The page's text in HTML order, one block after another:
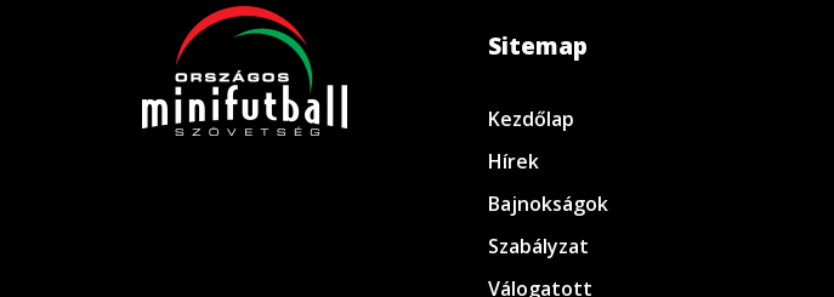
Sitemap
Kezdőlap
Hírek
Bajnokságok
Szabályzat
Válogatott